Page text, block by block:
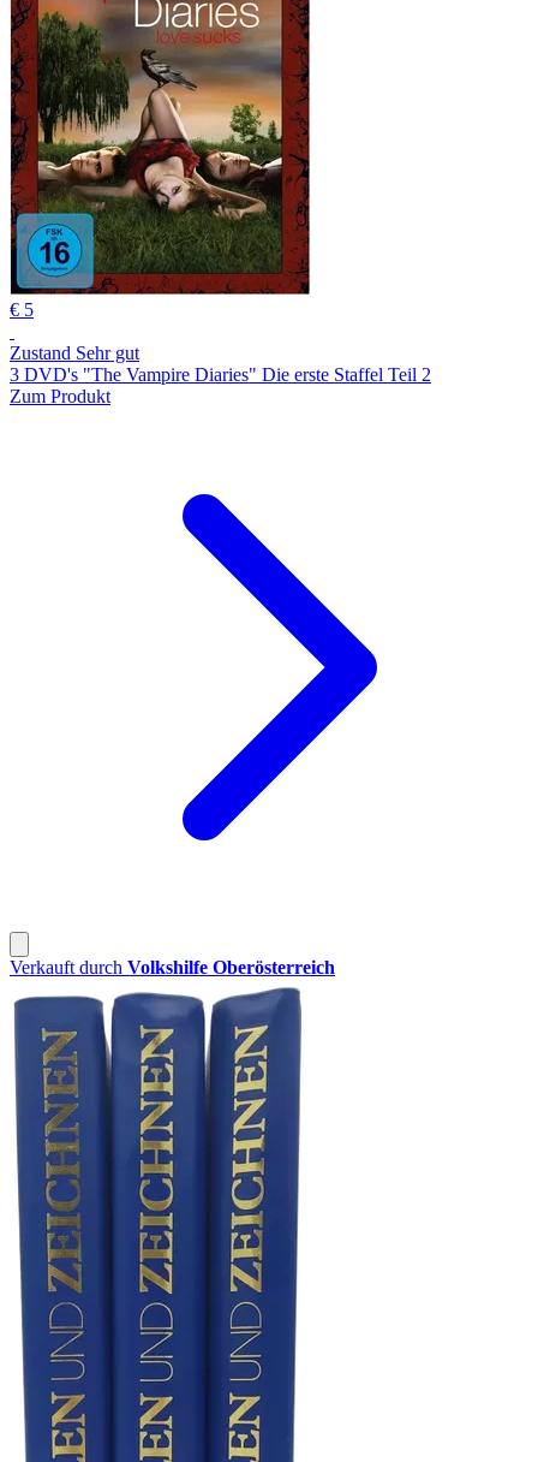
€ 5
Zustand Sehr gut
3 DVD's "The Vampire Diaries" Die erste Staffel Teil 2
Zum Produkt
Verkauft durch Volkshilfe Oberösterreich